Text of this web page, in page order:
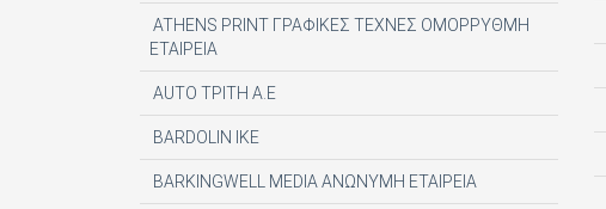
ATHENS PRINT ΓΡΑΦΙΚΕΣ ΤΕΧΝΕΣ ΟΜΟΡΡΥΘΜΗ
ΕΤΑΙΡΕΙΑ
AUTO ΤΡΙΤΗ Α.Ε
BARDOLIN ΙΚΕ
BARKINGWELL MEDIA ΑΝΩΝΥΜΗ ΕΤΑΙΡΕΙΑ